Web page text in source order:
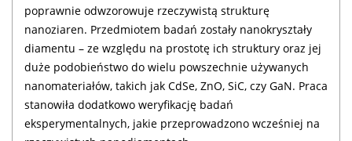
poprawnie odwzorowuje rzeczywistą strukturę
nanoziaren. Przedmiotem badań zostały nanokryształy
diamentu – ze względu na prostotę ich struktury oraz jej
duże podobieństwo do wielu powszechnie używanych
nanomateriałów, takich jak CdSe, ZnO, SiC, czy GaN. Praca
stanowiła dodatkowo weryfikację badań
eksperymentalnych, jakie przeprowadzono wcześniej na